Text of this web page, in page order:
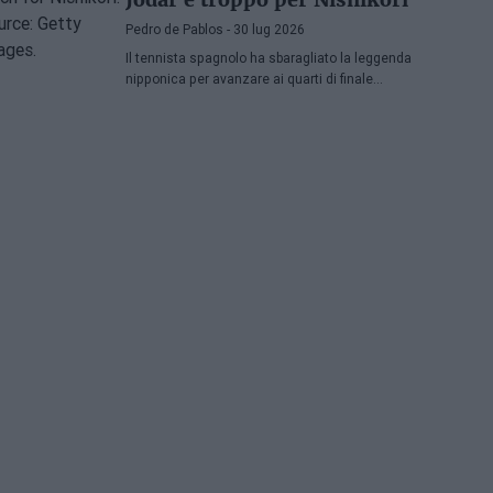
Pedro de Pablos - 30 lug 2026
Il tennista spagnolo ha sbaragliato la leggenda
nipponica per avanzare ai quarti di finale